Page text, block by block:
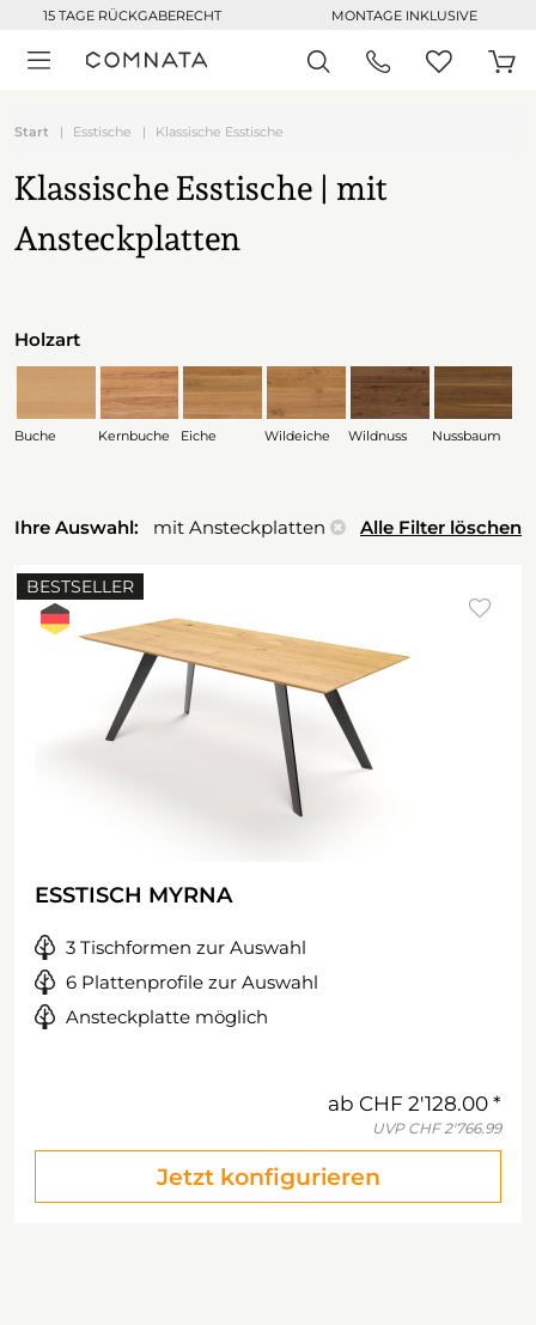
15 TAGE RÜCKGABERECHT MONTAGE INKLUSIVE
Start Esstische Klassische Esstische
Klassische Esstische | mit
Ansteckplatten
Holzart
Buche Kernbuche Eiche Wildeiche Wildnuss Nussbaum
Ihre Auswahl: mit Ansteckplatten Alle Filter löschen
BESTSELLER
ESSTISCH MYRNA
3 Tischformen zur Auswahl
6 Plattenprofile zur Auswahl
Ansteckplatte möglich
ab CHF 2'128.00
UVP CHF 2'766.99
Jetzt konfigurieren